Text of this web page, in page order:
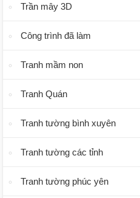
Trần mây 3D
Công trình đã làm
Tranh mầm non
Tranh Quán
Tranh tường bình xuyên
Tranh tường các tỉnh
Tranh tường phúc yên